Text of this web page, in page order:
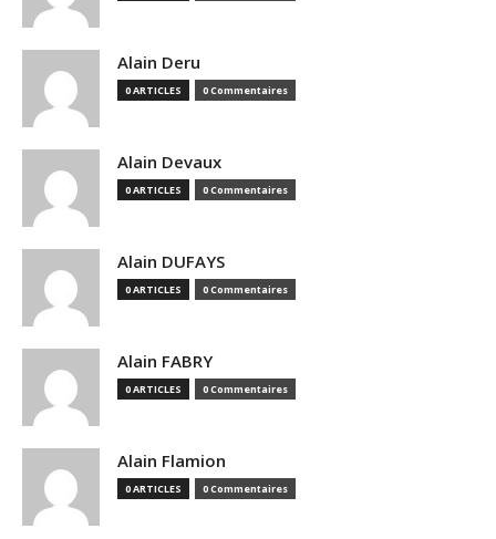
Alain Deru
0 ARTICLES 0 Commentaires
Alain Devaux
0 ARTICLES 0 Commentaires
Alain DUFAYS
0 ARTICLES 0 Commentaires
Alain FABRY
0 ARTICLES 0 Commentaires
Alain Flamion
0 ARTICLES 0 Commentaires